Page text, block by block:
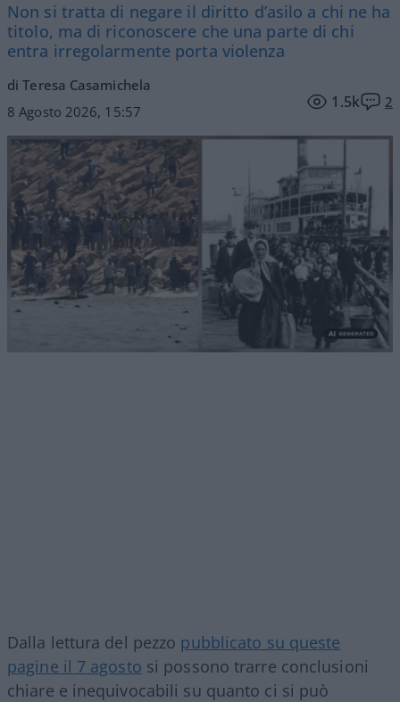
Non si tratta di negare il diritto d’asilo a chi ne ha
titolo, ma di riconoscere che una parte di chi
entra irregolarmente porta violenza
di Teresa Casamichela
8 Agosto 2026, 15:57
1.5k 2
Dalla lettura del pezzo pubblicato su queste
pagine il 7 agosto si possono trarre conclusioni
chiare e inequivocabili su quanto ci si può